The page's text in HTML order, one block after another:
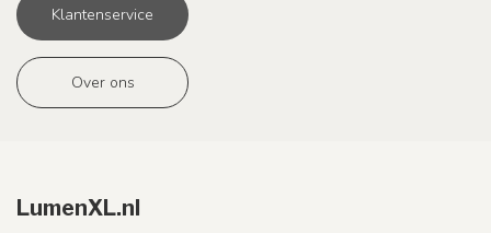
Klantenservice
Over ons
LumenXL.nl